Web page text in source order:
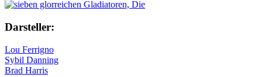
Darsteller:
Lou Ferrigno
Sybil Danning
Brad Harris